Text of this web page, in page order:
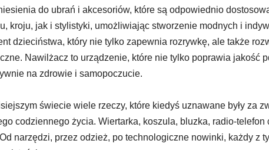
do ubrań i akcesoriów, które są odpowiednio
kroju, jak i stylistyki, umożliwiając stworzenie modnych i
dzieciństwa, który nie tylko zapewnia rozrywkę, ale także
Nawilżacz to urządzenie, które nie tylko poprawia jakość
na zdrowie i samopoczucie.
świecie wiele rzeczy, które kiedyś uznawane były za
codziennego życia. Wiertarka, koszula, bluzka, radio-
narzędzi, przez odzież, po technologiczne nowinki, każdy z